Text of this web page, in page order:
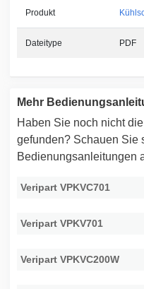
Produkt
Dateitype PDF
Mehr
Haben Sie noch nicht
gefunden? Schauen Sie
Bedienungsanleitungen
Veripart VPKVC701
Veripart VPKV701
Veripart VPKVC200W